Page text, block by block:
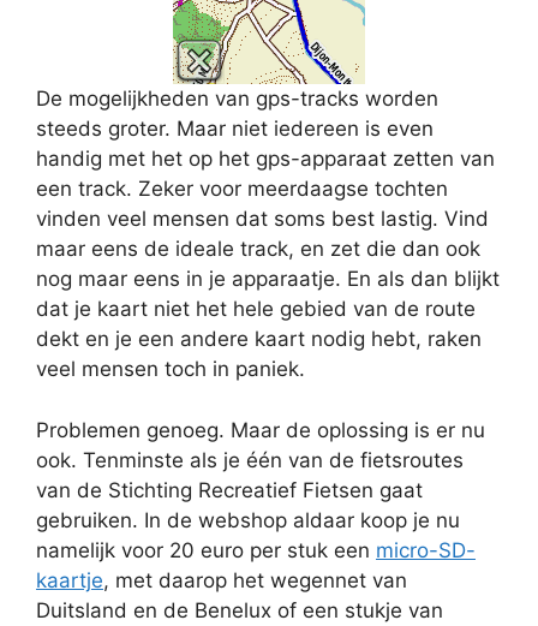
De mogelijkheden van gps-tracks worden
steeds groter. Maar niet iedereen is even
handig met het op het gps-apparaat zetten van
een track. Zeker voor meerdaagse tochten
vinden veel mensen dat soms best lastig. Vind
maar eens de ideale track, en zet die dan ook
nog maar eens in je apparaatje. En als dan blijkt
dat je kaart niet het hele gebied van de route
dekt en je een andere kaart nodig hebt, raken
veel mensen toch in paniek.
Problemen genoeg. Maar de oplossing is er nu
ook. Tenminste als je één van de fietsroutes
van de Stichting Recreatief Fietsen gaat
gebruiken. In de webshop aldaar koop je nu
namelijk voor 20 euro per stuk een micro-SD-
kaartje, met daarop het wegennet van
Duitsland en de Benelux of een stukje van